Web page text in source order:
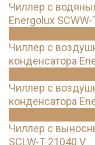
Чиллер с
Energolux
Чиллер с
конденсатора
Чиллер с
конденсатора
Чиллер с
SCLW-T 21040 V